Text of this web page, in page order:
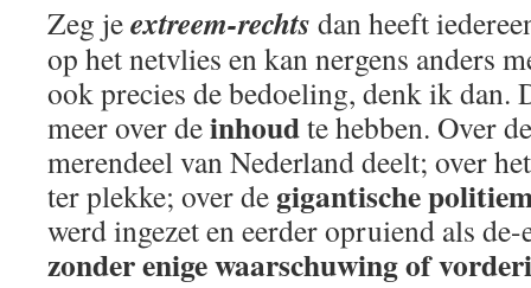
Zeg jeextreem-rechts dan heeft
op het netvlies en kan nergens anders
ook precies de bedoeling, denk ik dan.
meer over deinhoudte hebben. Over
merendeel van Nederland deelt; over
ter plekke; over de gigantische
werd ingezet en eerder opruiend als
zonder enige waarschuwing of